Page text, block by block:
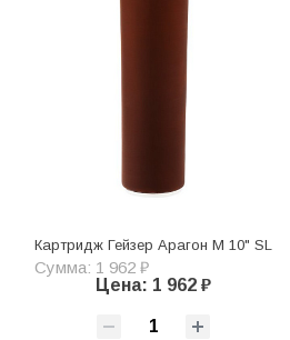
Картридж Гейзер Арагон М 10" SL
Сумма: 1 962 ₽
Цена: 1 962 ₽